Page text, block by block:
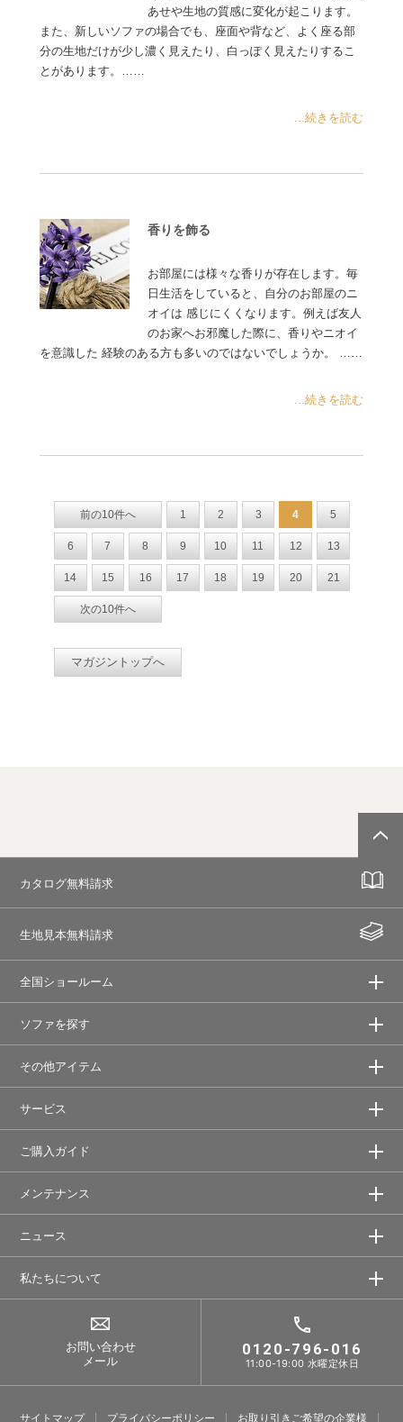
あせや生地の質感に変化が起こります。
また、新しいソファの場合でも、座面や背など、よく座る部
分の生地だけが少し濃く見えたり、白っぽく見えたりするこ
とがあります。……
...続きを読む
香りを飾る
お部屋には様々な香りが存在します。毎
日生活をしていると、自分のお部屋のニ
オイは 感じにくくなります。例えば友人
のお家へお邪魔した際に、香りやニオイ
を意識した 経験のある方も多いのではないでしょうか。 ……
...続きを読む
前の10件へ 1 2 3 4 5
6 7 8 9 10 11 12 13
14 15 16 17 18 19 20 21
次の10件へ
マガジントップへ
カタログ無料請求
生地見本無料請求
全国ショールーム
ソファを探す
その他アイテム
サービス
ご購入ガイド
メンテナンス
ニュース
私たちについて
お問い合わせ
メール
0120-796-016
11:00-19:00 水曜定休日
サイトマップ プライバシーポリシー お取り引きご希望の企業様